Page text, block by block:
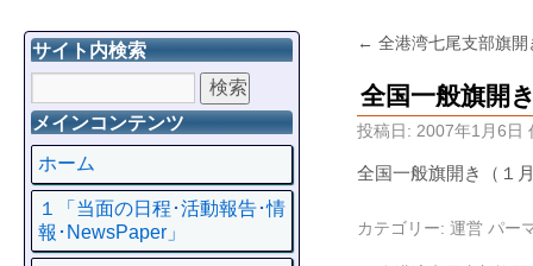
← 全港湾七尾支部旗
全国一般旗開
投稿日: 2007年1月6日
全国一般旗開き（１
カテゴリー: 運営 パー
サイト内検索
メインコンテンツ
ホーム
１「当面の日程･活動報告･情
報･NewsPaper」